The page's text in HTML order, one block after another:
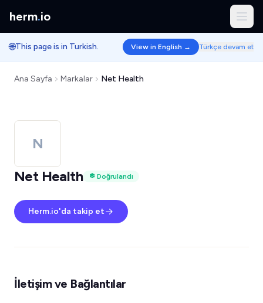
herm.io
🌐This page is in Turkish. View in English → Türkçe devam et
Ana Sayfa Markalar Net Health
N
Net Health
Doğrulandı
Herm.io'da takip et
İletişim ve Bağlantılar